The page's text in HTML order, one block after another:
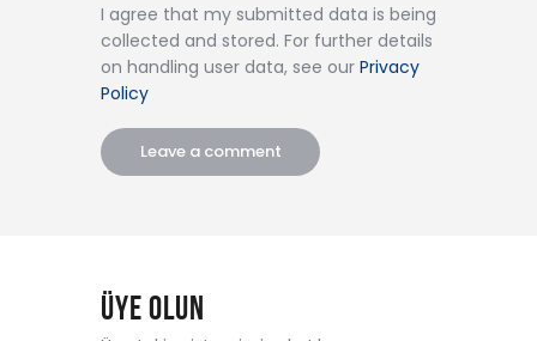
I agree that my submitted data is being
collected and stored. For further details
on handling user data, see our Privacy
Policy
ÜYE OLUN